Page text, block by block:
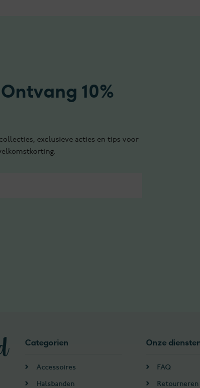
10%
exclusieve acties en tips voor
Categorien
Accessoires
Halsbanden
Onze
FAQ
Retourneren